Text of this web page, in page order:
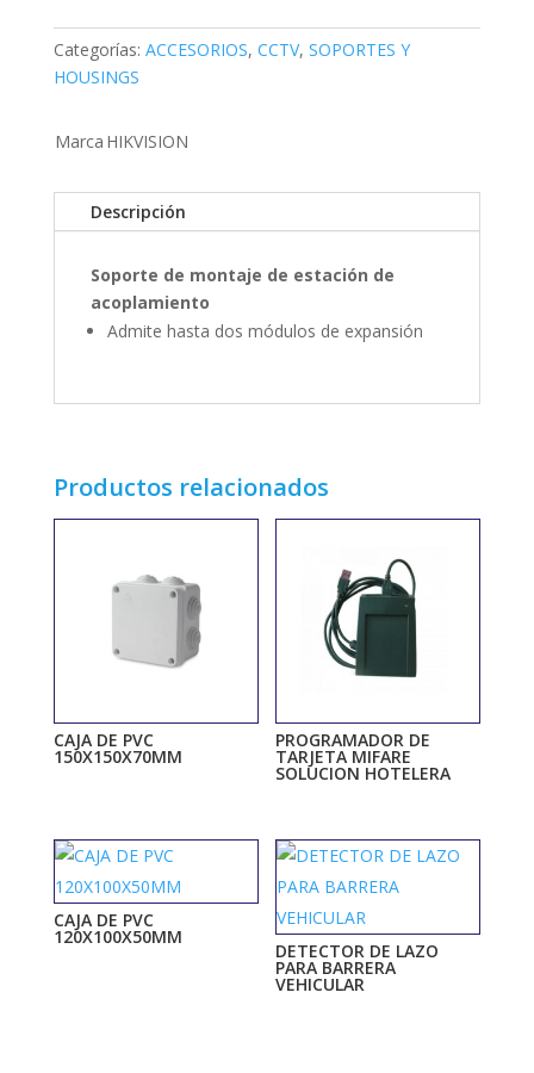
Categorías: ACCESORIOS, CCTV, SOPORTES Y
HOUSINGS
Marca HIKVISION
Descripción
Soporte de montaje de estación de
acoplamiento
Admite hasta dos módulos de expansión
Productos relacionados
CAJA DE PVC
150X150X70MM
PROGRAMADOR DE
TARJETA MIFARE
SOLUCION HOTELERA
CAJA DE PVC
120X100X50MM
DETECTOR DE LAZO
PARA BARRERA
VEHICULAR